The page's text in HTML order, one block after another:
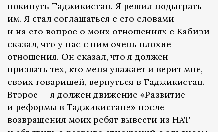
покинуть Таджикистан. Я решил подыграть
им. Я стал соглашаться с его словами
и на его вопрос о моих отношениях с Кабири
сказал, что у нас с ним очень плохие
отношения. Он сказал, что я должен
призвать тех, кто меня уважает и верит мне,
своих товарищей, вернуться в Таджикистан.
Второе — я должен движение «Развитие
и реформы в Таджикистане» после
возвращения моих ребят вывести из НАТ